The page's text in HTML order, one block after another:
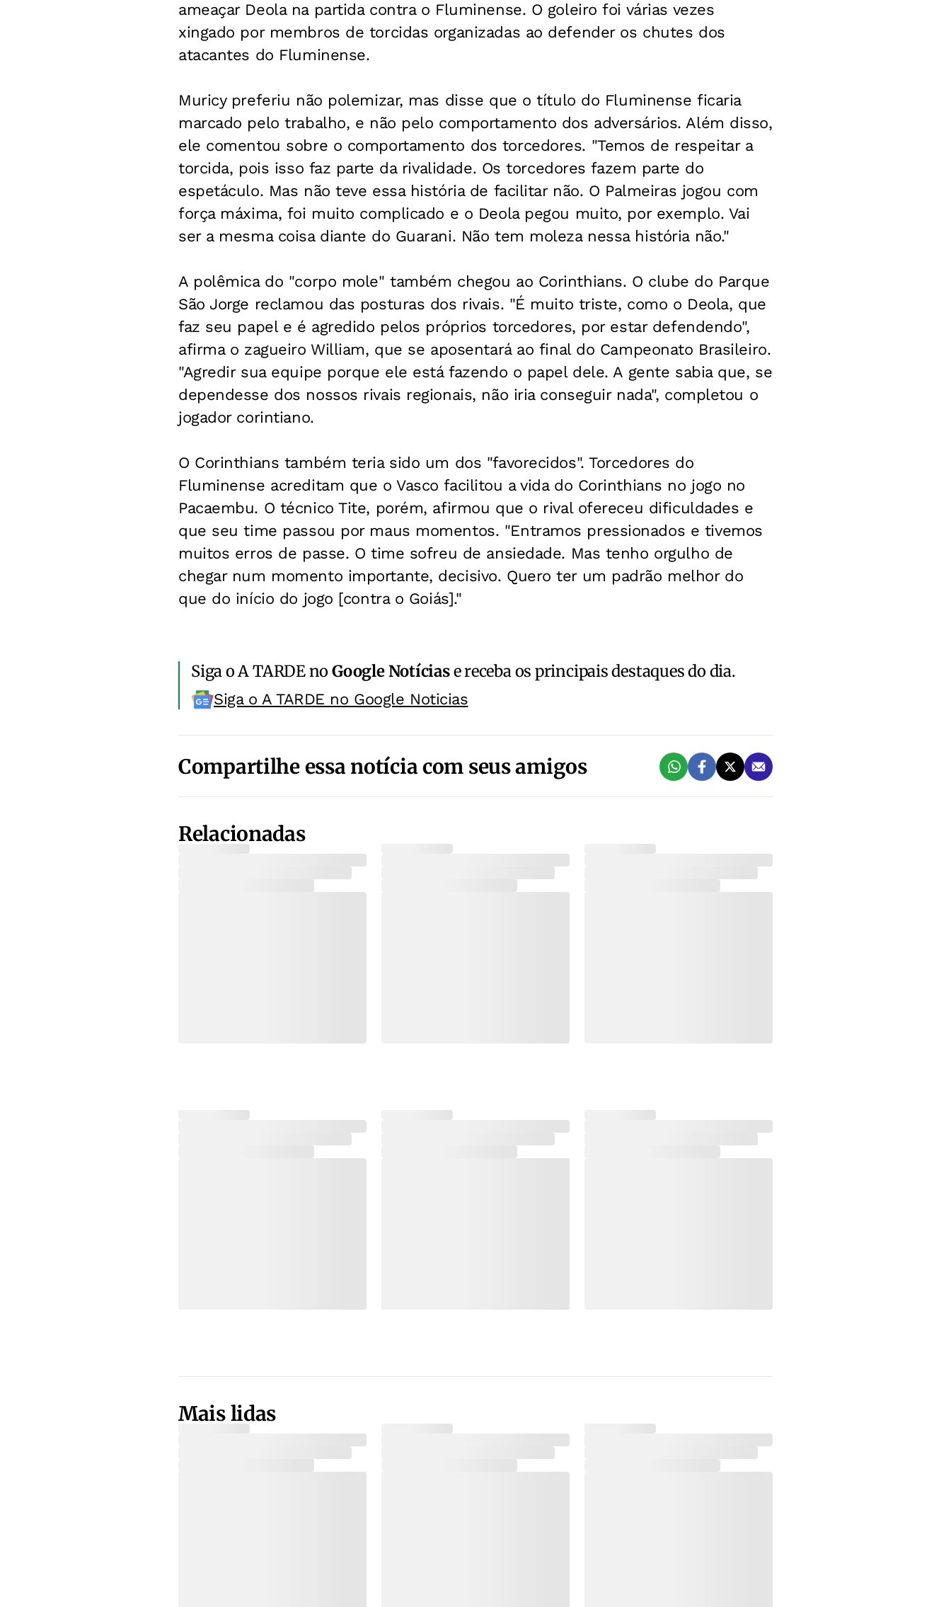
ameaçar Deola na partida contra o Fluminense. O goleiro foi várias vezes
xingado por membros de torcidas organizadas ao defender os chutes dos
atacantes do Fluminense.
Muricy preferiu não polemizar, mas disse que o título do Fluminense ficaria
marcado pelo trabalho, e não pelo comportamento dos adversários. Além disso,
ele comentou sobre o comportamento dos torcedores. "Temos de respeitar a
torcida, pois isso faz parte da rivalidade. Os torcedores fazem parte do
espetáculo. Mas não teve essa história de facilitar não. O Palmeiras jogou com
força máxima, foi muito complicado e o Deola pegou muito, por exemplo. Vai
ser a mesma coisa diante do Guarani. Não tem moleza nessa história não."
A polêmica do "corpo mole" também chegou ao Corinthians. O clube do Parque
São Jorge reclamou das posturas dos rivais. "É muito triste, como o Deola, que
faz seu papel e é agredido pelos próprios torcedores, por estar defendendo",
afirma o zagueiro William, que se aposentará ao final do Campeonato Brasileiro.
"Agredir sua equipe porque ele está fazendo o papel dele. A gente sabia que, se
dependesse dos nossos rivais regionais, não iria conseguir nada", completou o
jogador corintiano.
O Corinthians também teria sido um dos "favorecidos". Torcedores do
Fluminense acreditam que o Vasco facilitou a vida do Corinthians no jogo no
Pacaembu. O técnico Tite, porém, afirmou que o rival ofereceu dificuldades e
que seu time passou por maus momentos. "Entramos pressionados e tivemos
muitos erros de passe. O time sofreu de ansiedade. Mas tenho orgulho de
chegar num momento importante, decisivo. Quero ter um padrão melhor do
que do início do jogo [contra o Goiás]."
Siga o A TARDE noGoogle Notíciase receba os principais destaques do dia.
Siga o A TARDE no Google Noticias
Compartilhe essa notícia com seus amigos
Relacionadas
Mais lidas